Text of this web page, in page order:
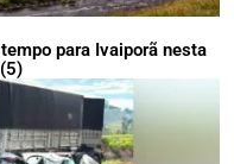
para Ivaiporã nesta